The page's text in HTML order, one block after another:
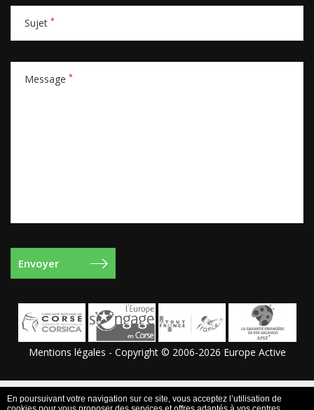
En poursuivant votre navigation sur ce site, vous acceptez l’utilisation de
Sujet *
Message *
Mentions légales - Copyright © 2006-2026 Europe Active